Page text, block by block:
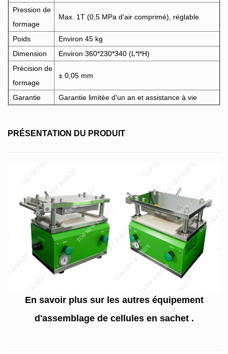
Pression de
formage
Max. 1T (0,5 MPa d'air comprimé), réglable
Poids
Environ 45 kg
Dimension
Environ 360*230*340 (L*l*H)
Précision de
formage
± 0,05 mm
Garantie Garantie limitée d'un an et assistance à vie
PRÉSENTATION DU PRODUIT
En savoir plus sur les autres équipement
d'assemblage de cellules en sachet .